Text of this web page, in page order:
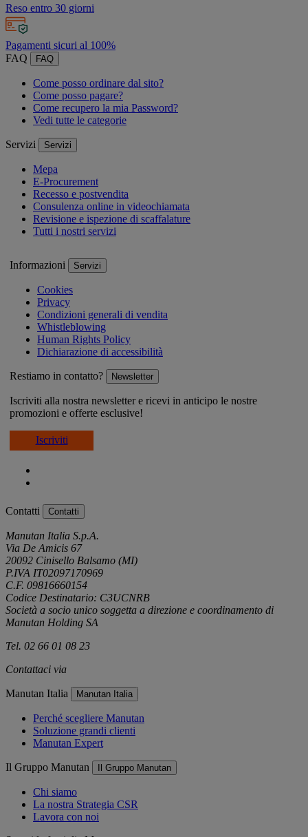
Reso entro 30 giorni
Pagamenti sicuri al 100%
FAQ
FAQ
Come posso ordinare dal sito?
Come posso pagare?
Come recupero la mia Password?
Vedi tutte le categorie
Servizi Servizi
Mepa
E-Procurement
Recesso e postvendita
Consulenza online in videochiamata
Revisione e ispezione di scaffalature
Tutti i nostri servizi
Informazioni Servizi
Cookies
Privacy
Condizioni generali di vendita
Whistleblowing
Human Rights Policy
Dichiarazione di accessibilità
Restiamo in contatto? Newsletter
Iscriviti alla nostra newsletter e ricevi in anticipo le nostre
promozioni e offerte esclusive!
Iscriviti
Contatti Contatti
Manutan Italia S.p.A.
Via De Amicis 67
20092 Cinisello Balsamo (MI)
P.IVA IT02097170969
C.F. 09816660154
Codice Destinatario: C3UCNRB
Società a socio unico soggetta a direzione e coordinamento di
Manutan Holding SA
Tel. 02 66 01 08 23
Contattaci via
Manutan Italia Manutan Italia
Perché scegliere Manutan
Soluzione grandi clienti
Manutan Expert
Il Gruppo Manutan Il Gruppo Manutan
Chi siamo
La nostra Strategia CSR
Lavora con noi